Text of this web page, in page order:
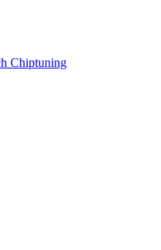
Chiptuning